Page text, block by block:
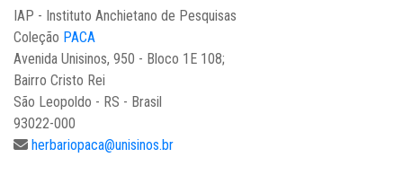
IAP - Instituto Anchietano de Pesquisas
Coleção PACA
Avenida Unisinos, 950 - Bloco 1E 108;
Bairro Cristo Rei
São Leopoldo - RS - Brasil
93022-000
herbariopaca@unisinos.br